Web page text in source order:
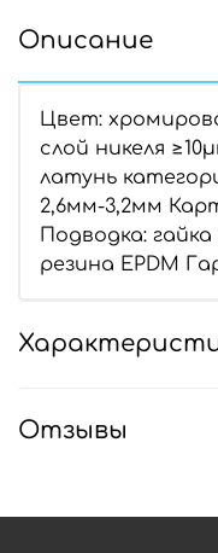
Описание
Цвет:
слой никеля
латунь
2,6мм-3,2мм
Подводка:
резина EPDM
Отзывы